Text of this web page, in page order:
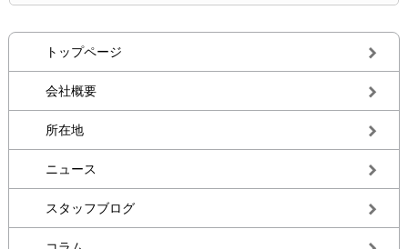
トップページ
会社概要
所在地
ニュース
スタッフブログ